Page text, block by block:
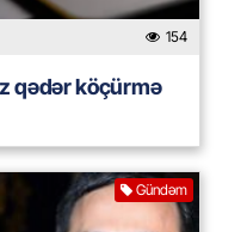
154
qədər köçürmə
Gündəm